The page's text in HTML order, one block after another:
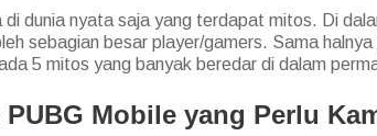
di dunia nyata saja yang terdapat mitos. Di
sebagian besar player/gamers. Sama
5 mitos yang banyak beredar di dalam
Mobile yang Perlu